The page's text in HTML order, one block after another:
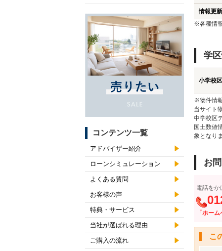
情報更
※各種情
学
小学校区
※物件情
当サイト
中学校区
国土数値
象となり
お
電話をか
「ホー
こ
コンテンツ一覧
アドバイザー紹介
ローンシミュレーション
よくある質問
お客様の声
特典・サービス
当社が選ばれる理由
ご購入の流れ